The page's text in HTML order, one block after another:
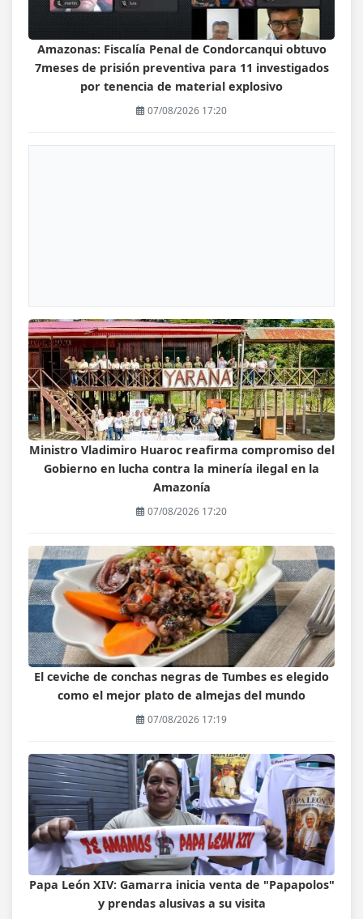
Amazonas: Fiscalía Penal de Condorcanqui obtuvo
7meses de prisión preventiva para 11 investigados
por tenencia de material explosivo
07/08/2026 17:20
Ministro Vladimiro Huaroc reafirma compromiso del
Gobierno en lucha contra la minería ilegal en la
Amazonía
07/08/2026 17:20
El ceviche de conchas negras de Tumbes es elegido
como el mejor plato de almejas del mundo
07/08/2026 17:19
Papa León XIV: Gamarra inicia venta de "Papapolos"
y prendas alusivas a su visita